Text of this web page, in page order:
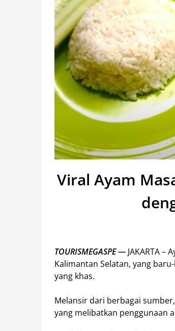
Viral Ayam
TOURISMEGASPE — JAKARTA
Kalimantan Selatan, yang
yang khas.​
Melansir dari berbagai
yang melibatkan penggunaan